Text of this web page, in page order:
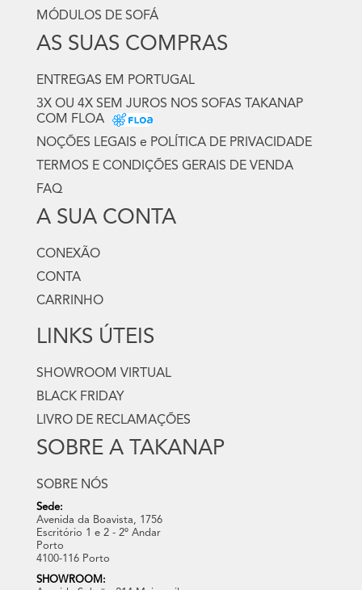
MÓDULOS DE SOFÁ
AS SUAS COMPRAS
ENTREGAS EM PORTUGAL
3X OU 4X SEM JUROS NOS SOFAS TAKANAP
COM FLOA
NOÇÕES LEGAIS e POLÍTICA DE PRIVACIDADE
TERMOS E CONDIÇÕES GERAIS DE VENDA
FAQ
A SUA CONTA
CONEXÃO
CONTA
CARRINHO
LINKS ÚTEIS
SHOWROOM VIRTUAL
BLACK FRIDAY
LIVRO DE RECLAMAÇÕES
SOBRE A TAKANAP
SOBRE NÓS
Sede:
Avenida da Boavista, 1756
Escritório 1 e 2 - 2º Andar
Porto
4100-116 Porto
SHOWROOM: